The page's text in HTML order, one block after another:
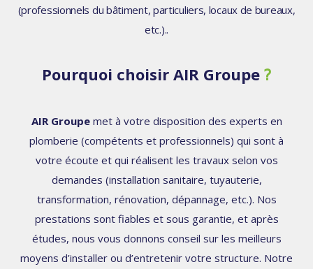
(professionnels du bâtiment, particuliers, locaux de bureaux,
etc.)..
Pourquoi choisir AIR Groupe ?
AIR Groupemet à votre disposition des experts en
plomberie (compétents et professionnels) qui sont à
votre écoute et qui réalisent les travaux selon vos
demandes (installation sanitaire, tuyauterie,
transformation, rénovation, dépannage, etc.). Nos
prestations sont fiables et sous garantie, et après
études, nous vous donnons conseil sur les meilleurs
moyens d’installer ou d’entretenir votre structure. Notre